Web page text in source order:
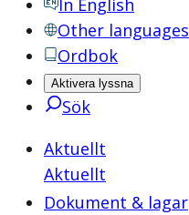
In English
Other languages
Ordbok
Aktivera lyssna
Sök
Aktuellt
Aktuellt
Dokument & lagar